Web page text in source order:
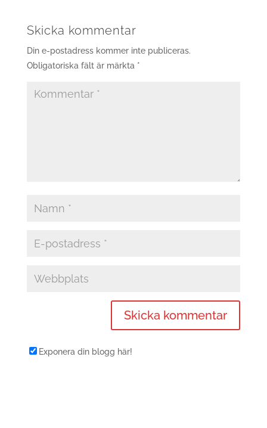
Skicka kommentar
Din e-postadress kommer inte publiceras.
Obligatoriska fält är märkta *
Exponera din blogg här!